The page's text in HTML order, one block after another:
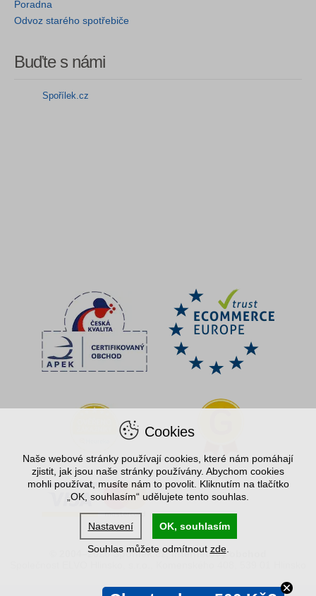
Poradna
Odvoz starého spotřebiče
Buďte s námi
Spořílek.cz
© 2004–2026 Spořílek.cz, internetový obchod
Cookies
Naše webové stránky používají cookies, které nám pomáhají
zjistit, jak jsou naše stránky používány. Abychom cookies
mohli používat, musíte nám to povolit. Kliknutím na tlačítko
„OK, souhlasím“ udělujete tento souhlas.
Nastavení
OK, souhlasím
Souhlas můžete odmítnout zde.